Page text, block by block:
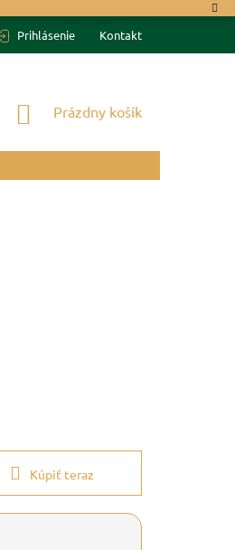
Prihlásenie Kontakt
NÁKUPNÝ
Prázdny košík
Kúpiť teraz